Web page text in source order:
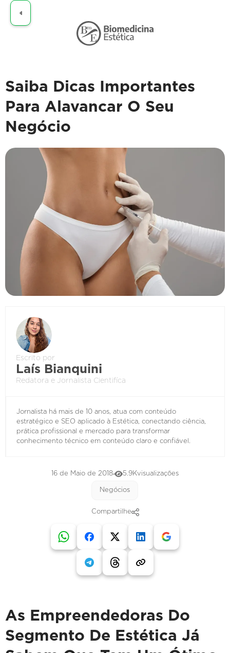
Saiba Dicas Importantes
Para Alavancar O Seu
Negócio
Escrito por
Laís Bianquini
Redatora e Jornalista Cientifíca
Jornalista há mais de 10 anos, atua com conteúdo
estratégico e SEO aplicado à Estética, conectando ciência,
prática profissional e mercado para transformar
conhecimento técnico em conteúdo claro e confiável.
16 de Maio de 2018 5.9Kvisualizações
Negócios
Compartilhe
As Empreendedoras Do
Segmento De Estética Já